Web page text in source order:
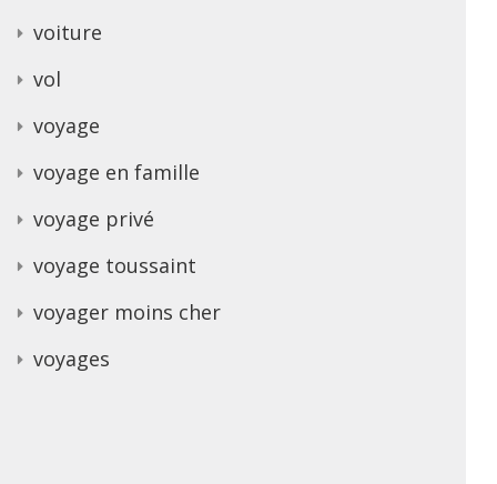
voiture
vol
voyage
voyage en famille
voyage privé
voyage toussaint
voyager moins cher
voyages